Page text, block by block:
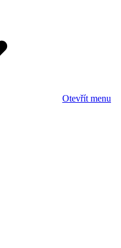
Otevřít menu